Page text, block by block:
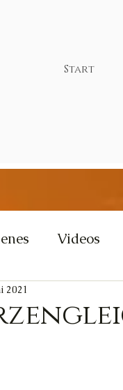
Start
Videos
2021